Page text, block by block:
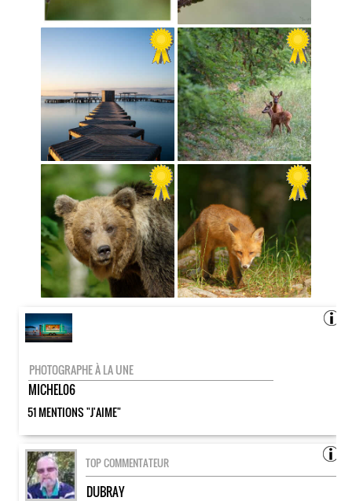
PHOTOGRAPHE À LA UNE
MICHEL06
51 MENTIONS "J'AIME"
TOP COMMENTATEUR
DUBRAY